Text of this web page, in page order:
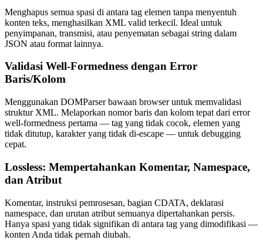
Menghapus semua spasi di antara tag elemen tanpa menyentuh
konten teks, menghasilkan XML valid terkecil. Ideal untuk
penyimpanan, transmisi, atau penyematan sebagai string dalam
JSON atau format lainnya.
Validasi Well-Formedness dengan Error
Baris/Kolom
Menggunakan DOMParser bawaan browser untuk memvalidasi
struktur XML. Melaporkan nomor baris dan kolom tepat dari error
well-formedness pertama — tag yang tidak cocok, elemen yang
tidak ditutup, karakter yang tidak di-escape — untuk debugging
cepat.
Lossless: Mempertahankan Komentar, Namespace,
dan Atribut
Komentar, instruksi pemrosesan, bagian CDATA, deklarasi
namespace, dan urutan atribut semuanya dipertahankan persis.
Hanya spasi yang tidak signifikan di antara tag yang dimodifikasi —
konten Anda tidak pernah diubah.